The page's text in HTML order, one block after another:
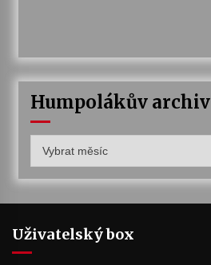
Humpolákův archiv
archiv
Uživatelský box